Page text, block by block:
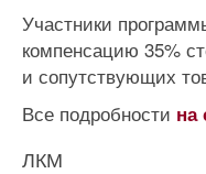
Участники
компенсацию 35%
и сопутствующих
Все подробности на
ЛКМ